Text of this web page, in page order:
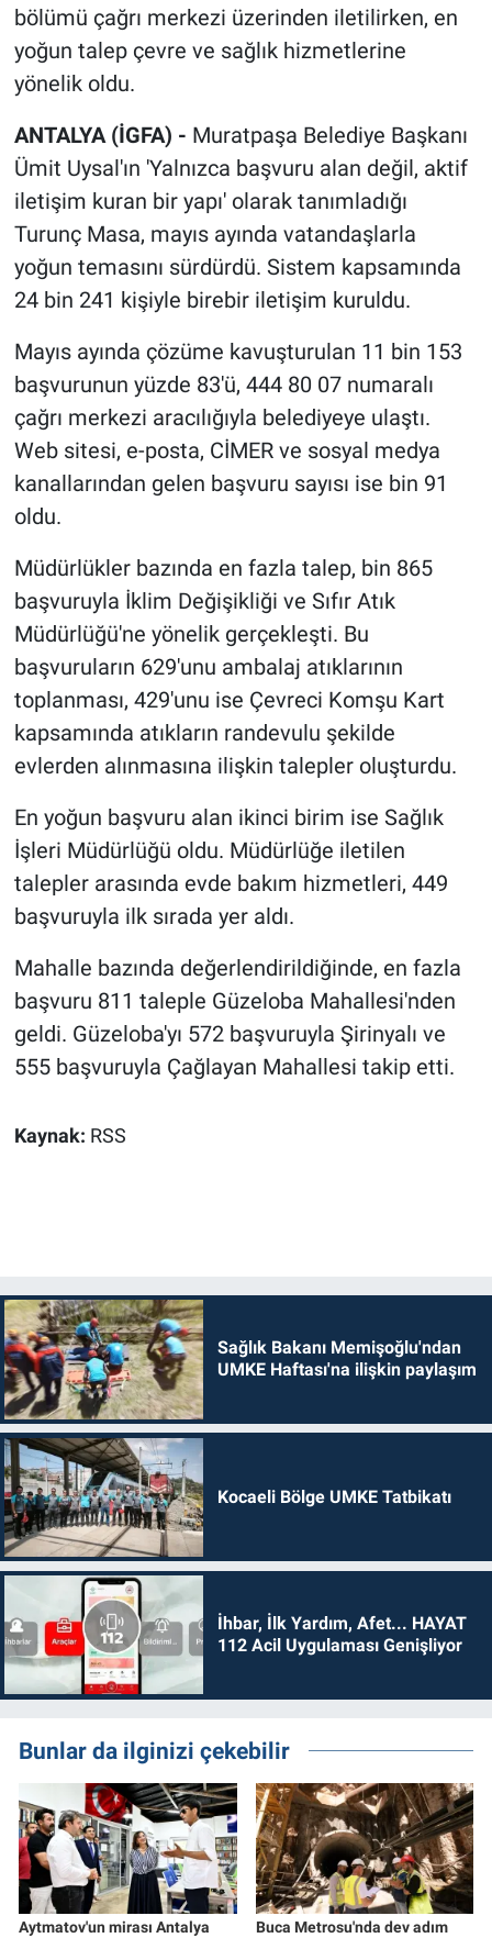
bölümü çağrı merkezi üzerinden iletilirken, en
yoğun talep çevre ve sağlık hizmetlerine
yönelik oldu.
ANTALYA (İGFA) - Muratpaşa Belediye Başkanı
Ümit Uysal'ın 'Yalnızca başvuru alan değil, aktif
iletişim kuran bir yapı' olarak tanımladığı
Turunç Masa, mayıs ayında vatandaşlarla
yoğun temasını sürdürdü. Sistem kapsamında
24 bin 241 kişiyle birebir iletişim kuruldu.
Mayıs ayında çözüme kavuşturulan 11 bin 153
başvurunun yüzde 83'ü, 444 80 07 numaralı
çağrı merkezi aracılığıyla belediyeye ulaştı.
Web sitesi, e-posta, CİMER ve sosyal medya
kanallarından gelen başvuru sayısı ise bin 91
oldu.
Müdürlükler bazında en fazla talep, bin 865
başvuruyla İklim Değişikliği ve Sıfır Atık
Müdürlüğü'ne yönelik gerçekleşti. Bu
başvuruların 629'unu ambalaj atıklarının
toplanması, 429'unu ise Çevreci Komşu Kart
kapsamında atıkların randevulu şekilde
evlerden alınmasına ilişkin talepler oluşturdu.
En yoğun başvuru alan ikinci birim ise Sağlık
İşleri Müdürlüğü oldu. Müdürlüğe iletilen
talepler arasında evde bakım hizmetleri, 449
başvuruyla ilk sırada yer aldı.
Mahalle bazında değerlendirildiğinde, en fazla
başvuru 811 taleple Güzeloba Mahallesi'nden
geldi. Güzeloba'yı 572 başvuruyla Şirinyalı ve
555 başvuruyla Çağlayan Mahallesi takip etti.
Kaynak: RSS
Sağlık Bakanı Memişoğlu'ndan
UMKE Haftası'na ilişkin paylaşım
Kocaeli Bölge UMKE Tatbikatı
İhbar, İlk Yardım, Afet... HAYAT
112 Acil Uygulaması Genişliyor
Bunlar da ilginizi çekebilir
Aytmatov'un mirası Antalya
Buca Metrosu'nda dev adım